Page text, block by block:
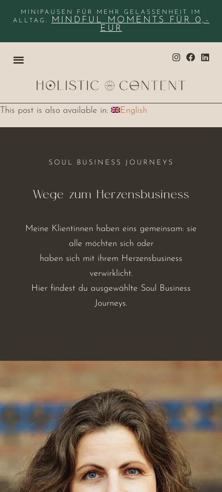
MINIPAUSEN FÜR MEHR GELASSENHEIT IM
ALLTAG:
MINDFUL MOMENTS FÜR 0,-
EUR
This post is also available in: English
SOUL BUSINESS JOURNEYS
Wege zum Herzensbusiness
Meine Klientinnen haben eins gemeinsam: sie
alle möchten sich oder
haben sich mit ihrem Herzensbusiness
verwirklicht.
Hier findest du ausgewählte Soul Business
Journeys.